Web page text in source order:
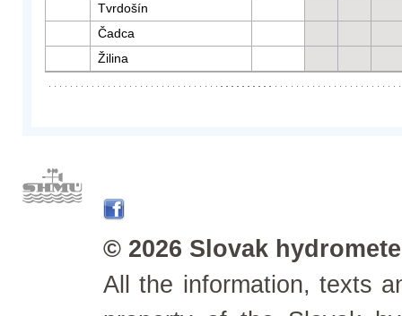
Tvrdošín
Čadca
Žilina
© 2026 Slovak
All the information, texts